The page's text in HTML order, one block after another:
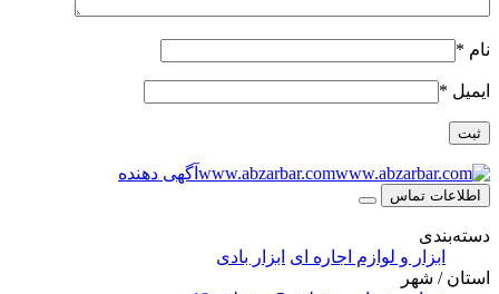
نام *
ایمیل *
www.abzarbar.comآگهی دهنده
اطلاعات تماس
دسته‌بندی
ابزار و لوازم اجاره ای
ابزار بادی
استان / شهر